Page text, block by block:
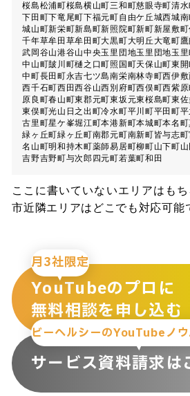
桜島松浦町桜島横山町三和町慈眼寺町清
下田町下竜尾町下福元町自由ケ丘城西城
城山町新栄町新島町新照院町新町新屋敷町
千年草牟田 草牟田町大黒町大明丘大竜町
武岡 谷山港谷山中央玉里団地玉里団地玉
中山町皷川町樋之口町照国町天保山町東
中町長田町永吉七ツ島南栄南林寺町西伊敷
西千石町西田西谷山西別府町西俣町西紫
原良町春山町東郡元町東坂元東桜島町東
東俣町光山 日之出町冷水町平川町平田町
古里町星ケ峯堀江町本港新町本城町本名町
緑ヶ丘町緑ヶ丘町南郡元町南新町皆与志町
名山町明和持木町薬師易居町柳町山下町
吉野吉野町与次郎 四元町若葉町和田
ここに書いていないエリアはも
市近隣エリアはどこでも対応可能
月3社限定
YouTubeのプロに
無料相談を申し込む
ビーヘルシーのYouTubeノ
サービス資料請求は